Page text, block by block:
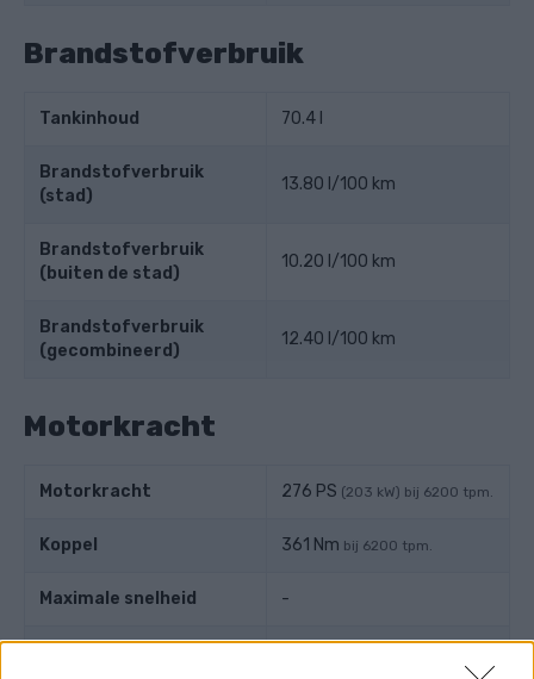
Brandstofverbruik
Tankinhoud 70.4 l
Brandstofverbruik
(stad)
13.80 l/100 km
Brandstofverbruik
(buiten de stad)
10.20 l/100 km
Brandstofverbruik
(gecombineerd)
12.40 l/100 km
Motorkracht
Motorkracht 276 PS (203 kW) bij 6200 tpm.
Koppel 361 Nm bij 6200 tpm.
Maximale snelheid -